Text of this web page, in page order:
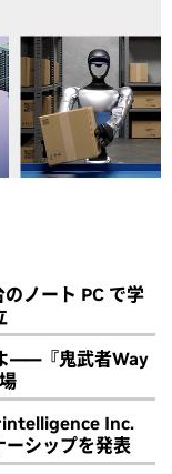
ノート PC で学
――『鬼武者Way
Inc.
ーシップを発表